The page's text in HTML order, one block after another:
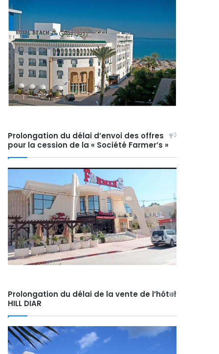
Prolongation du délai d’envoi des offres
pour la cession de la « Société Farmer’s »
Prolongation du délai de la vente de l’hôtel
HILL DIAR